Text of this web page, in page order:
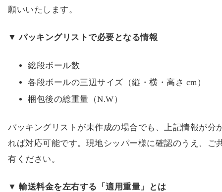
願いいたします。
▼ パッキングリストで必要となる情報
総段ボール数
各段ボールの三辺サイズ（縦・横・高さ cm）
梱包後の総重量（N.W）
パッキングリストが未作成の場合でも、上記情報が分
れば対応可能です。現地シッパー様に確認のうえ、ご
有ください。
▼ 輸送料金を左右する「適用重量」とは